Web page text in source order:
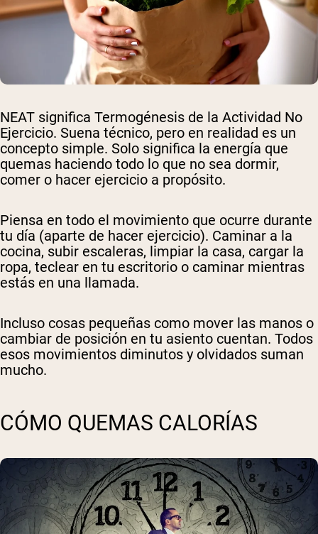
NEAT significa Termogénesis de la Actividad No
Ejercicio. Suena técnico, pero en realidad es un
concepto simple. Solo significa la energía que
quemas haciendo todo lo que no sea dormir,
comer o hacer ejercicio a propósito.
Piensa en todo el movimiento que ocurre durante
tu día (aparte de hacer ejercicio). Caminar a la
cocina, subir escaleras, limpiar la casa, cargar la
ropa, teclear en tu escritorio o caminar mientras
estás en una llamada.
Incluso cosas pequeñas como mover las manos o
cambiar de posición en tu asiento cuentan. Todos
esos movimientos diminutos y olvidados suman
mucho.
CÓMO QUEMAS CALORÍAS